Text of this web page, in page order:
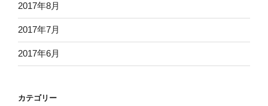
2017年8月
2017年7月
2017年6月
カテゴリー